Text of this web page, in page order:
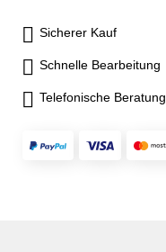
Sicherer Kauf
Schnelle Bearbeitung
Telefonische Beratung